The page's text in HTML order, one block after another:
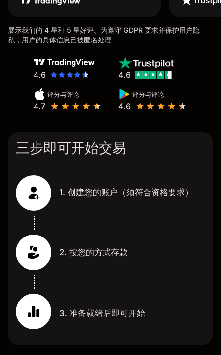
展示我们的 4 星和 5 星好评。为遵守 GDPR 要求并保护用户隐
私，用户的具体信息已被匿名处理
4.6
评分与评论
4.7
评分与评论
4.6
4.6
三步即可开始交易
1. 创建您的账户（须符合资格要求）
2. 按您的方式存款
3. 准备就绪后即可开始